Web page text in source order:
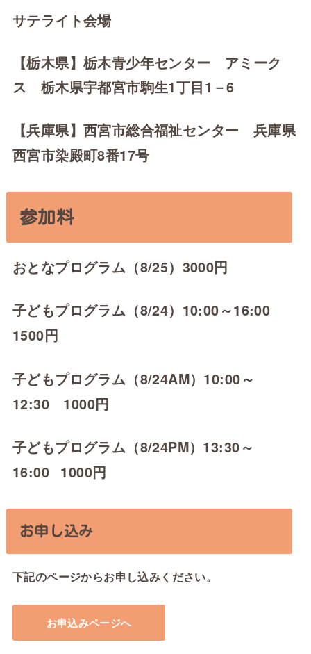
サテライト会場
【栃木県】栃木青少年センター アミーク
ス 栃木県宇都宮市駒生1丁目1－6
【兵庫県】 西宮市総合福祉センター 兵庫県
西宮市染殿町8番17号
参加料
おとなプログラム（8/25）3000円
子どもプログラム（8/24）10:00～16:00
1500円
子どもプログラム（8/24AM）10:00～
12:30 1000円
子どもプログラム（8/24PM）13:30～
16:00
1000円
お申し込み
下記のページからお申し込みください。
お申込みページへ